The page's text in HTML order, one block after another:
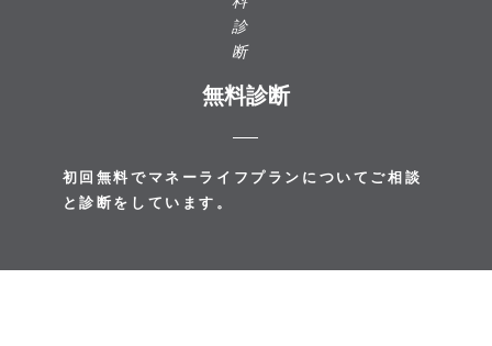
無料診断
初回無料でマネーライフプランについてご相談
と診断をしています。